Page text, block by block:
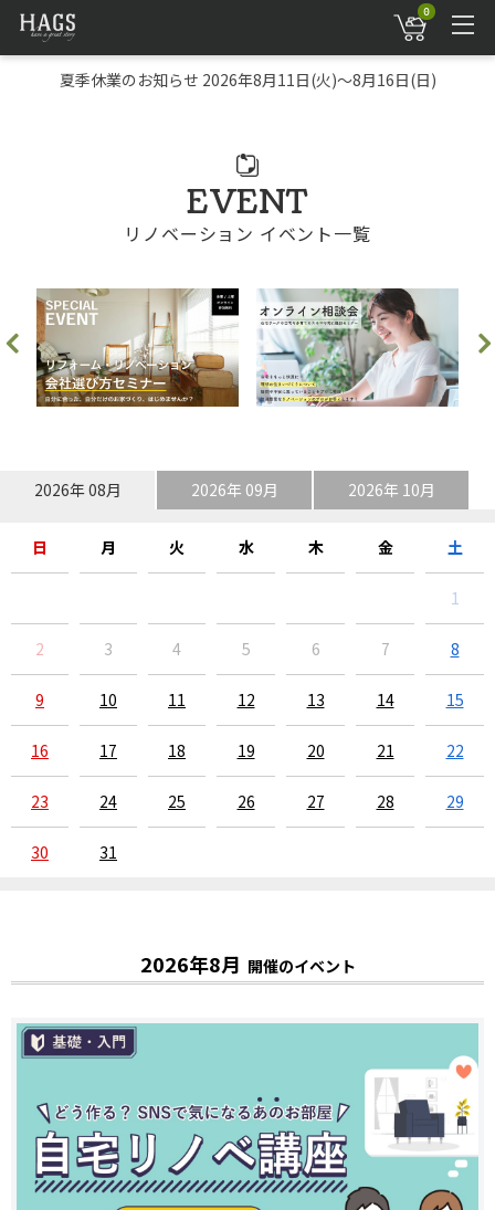
0
夏季休業のお知らせ 2026年8月11日(火)～8月16日(日)
EVENT
リノベーション イベント一覧
2026年 08月 2026年 09月 2026年 10月
日 月 火 水 木 金 土
1
2 3 4 5 6 7 8
9 10 11 12 13 14 15
16 17 18 19 20 21 22
23 24 25 26 27 28 29
30 31
2026年8月 開催のイベント